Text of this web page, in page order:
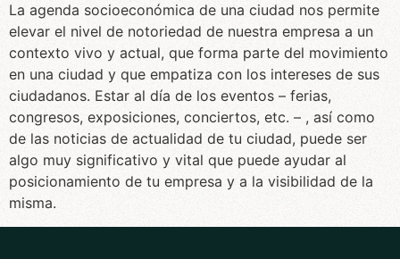
La agenda socioeconómica de una ciudad nos permite
elevar el nivel de notoriedad de nuestra empresa a un
contexto vivo y actual, que forma parte del movimiento
en una ciudad y que empatiza con los intereses de sus
ciudadanos. Estar al día de los eventos – ferias,
congresos, exposiciones, conciertos, etc. – , así como
de las noticias de actualidad de tu ciudad, puede ser
algo muy significativo y vital que puede ayudar al
posicionamiento de tu empresa y a la visibilidad de la
misma.